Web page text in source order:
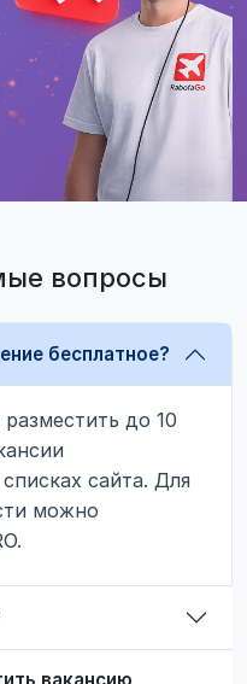
вопросы
бесплатное?
до 10
сайта. Для
можно